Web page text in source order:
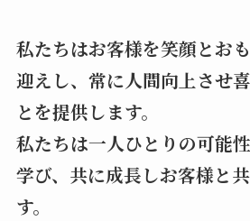
私たちはお客様を笑顔とお
迎えし、常に人間向上させ
とを提供します。
私たちは一人ひとりの可能
学び、共に成長しお客様と
す。